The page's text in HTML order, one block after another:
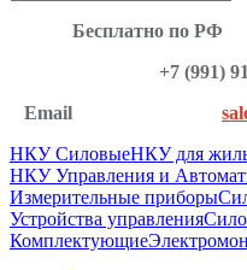
Бесплатно по РФ
+7 (991) 911-
Email
НКУ СиловыеНКУ для
НКУ Управления и
Измерительные приборы
Устройства управления
Комплектующие